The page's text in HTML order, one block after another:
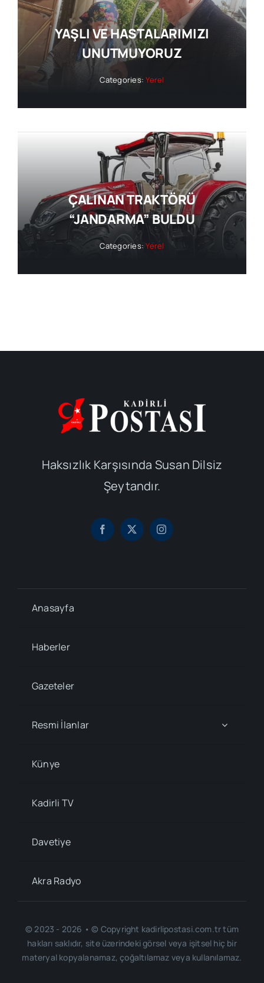
YAŞLI VE HASTALARIMIZI
UNUTMUYORUZ
Categories:Yerel
ÇALINAN TRAKTÖRÜ
“JANDARMA” BULDU
Categories:Yerel
Haksızlık Karşısında Susan Dilsiz
Şeytandır.
Anasayfa
Haberler
Gazeteler
Resmi İlanlar
Künye
Kadirli TV
Davetiye
Akra Radyo
© 2023 - 2026 • © Copyright kadirlipostasi.com.tr tüm
hakları saklıdır, site üzerindeki görsel veya işitsel hiç bir
materyal kopyalanamaz, çoğaltılamaz veya kullanılamaz.